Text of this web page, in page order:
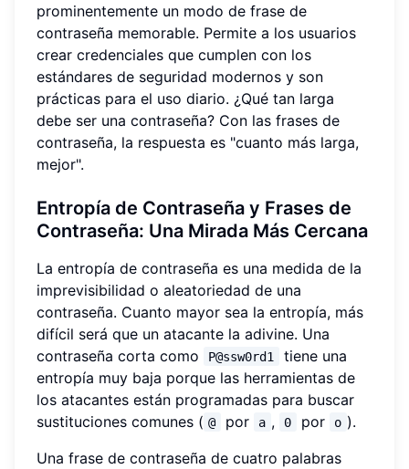
prominentemente un modo de frase de
contraseña memorable. Permite a los usuarios
crear credenciales que cumplen con los
estándares de seguridad modernos y son
prácticas para el uso diario. ¿Qué tan larga
debe ser una contraseña? Con las frases de
contraseña, la respuesta es "cuanto más larga,
mejor".
Entropía de Contraseña y Frases de
Contraseña: Una Mirada Más Cercana
La entropía de contraseña es una medida de la
imprevisibilidad o aleatoriedad de una
contraseña. Cuanto mayor sea la entropía, más
difícil será que un atacante la adivine. Una
contraseña corta como
P@ssw0rd1
tiene una
entropía muy baja porque las herramientas de
los atacantes están programadas para buscar
sustituciones comunes ( @ por a , 0 por o ).
Una frase de contraseña de cuatro palabras